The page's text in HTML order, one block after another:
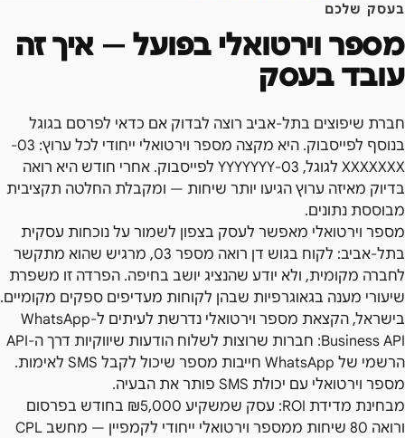
בעסק שלכם
מספר וירטואלי בפועל — איך זה
עובד בעסק
חברת שיפוצים בתל-אביב רוצה לבדוק אם כדאי לפרסם בגוגל
בנוסף לפייסבוק. היא מקצה מספר וירטואלי ייחודי לכל ערוץ: 03-
XXXXXXX לגוגל, 03-YYYYYYY לפייסבוק. אחרי חודש היא רואה
בדיוק מאיזה ערוץ הגיעו יותר שיחות — ומקבלת החלטה תקציבית
מבוססת נתונים.
מספר וירטואלי מאפשר לעסק בצפון לשמור על נוכחות עסקית
בתל-אביב: לקוח בגוש דן רואה מספר 03, מרגיש שהוא מתקשר
לחברה מקומית, ולא יודע שהנציג יושב בחיפה. הפרדה זו משפרת
שיעורי מענה בגאוגרפיות שבהן לקוחות מעדיפים ספקים מקומיים.
בישראל, הקצאת מספר וירטואלי נדרשת לעיתים ל-WhatsApp
Business API: חברות שרוצות לשלוח הודעות שיווקיות דרך ה-API
הרשמי של WhatsApp חייבות מספר שיכול לקבל SMS לאימות.
מספר וירטואלי עם יכולת SMS פותר את הבעיה.
מבחינת מדידת ROI: עסק שמשקיע ₪5,000 בחודש בפרסום
ורואה 80 שיחות ממספר וירטואלי ייחודי לקמפיין — מחשב CPL